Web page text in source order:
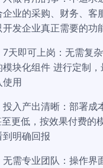
企业的采购、财务、客
开发企业真正需要的功
天即可上岗：无需复
模块化组件 进行定制
使用
投入产出清晰：部署成
更低，按效果付费的
明确回报
需专业团队：操作界